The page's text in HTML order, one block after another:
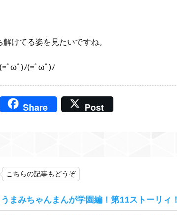
けてる姿を見たいですね。
ﾟωﾟ)ﾉ(=ﾟωﾟ)ﾉ
Share Post
こちらの記事もどうぞ
まみちゃんまんが学園編！第11ストーリィ！